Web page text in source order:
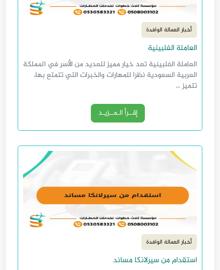
أخبار العمالة الوافدة
العاملة الفلبينية
العاملة الفلبينية تعد خيار مميز للعديد من الأسر في المملكة
العربية السعودية نظرا للمهارات والخبرات التي تتمتع بها،
تتميز ...
إقــرأ الـمــزيـد
أخبار العمالة الوافدة
استقدام من سيرلانكا مساند